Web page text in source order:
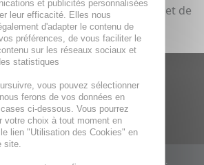
une haute tolérance et permet de
bien-être au quotidien.
et publicités personnalisées
leur efficacité. Elles nous
d'adapter le contenu de
préférences, de vous faciliter le
sur les réseaux sociaux et
statistiques
vous pouvez sélectionner
ferons de vos données en
ci-dessous. Vous pourrez
votre choix à tout moment en
lien "Utilisation des Cookies" en
site.